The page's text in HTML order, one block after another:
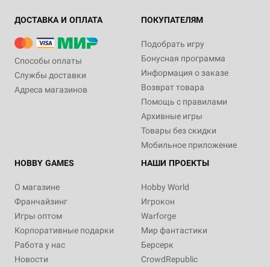
ДОСТАВКА И ОПЛАТА
Способы оплаты
Службы доставки
Адреса магазинов
ПОКУПАТЕЛЯМ
Подобрать игру
Бонусная программа
Информация о заказе
Возврат товара
Помощь с правилами
Архивные игры
Товары без скидки
Мобильное приложение
HOBBY GAMES
О магазине
Франчайзинг
Игры оптом
Корпоративные подарки
Работа у нас
Новости
НАШИ ПРОЕКТЫ
Hobby World
Игрокон
Warforge
Мир фантастики
Берсерк
CrowdRepublic